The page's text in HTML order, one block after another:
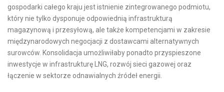
gospodarki całego kraju jest istnienie zintegrowanego podmiotu,
który nie tylko dysponuje odpowiednią infrastrukturą
magazynową i przesyłową, ale także kompetencjami w zakresie
międzynarodowych negocjacji z dostawcami alternatywnych
surowców. Konsolidacja umożliwiłaby ponadto przyspieszone
inwestycje w infrastrukturę LNG, rozwój sieci gazowej oraz
łączenie w sektorze odnawialnych źródeł energii.